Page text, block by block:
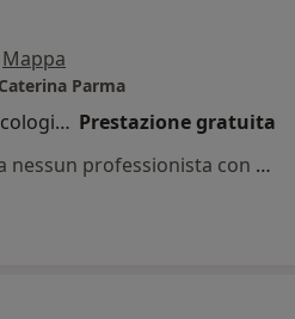
Mappa
Parma
Valutazione neuropsicologica Prestazione gratuita
Questo centro non ha nessun professionista con date disponibili